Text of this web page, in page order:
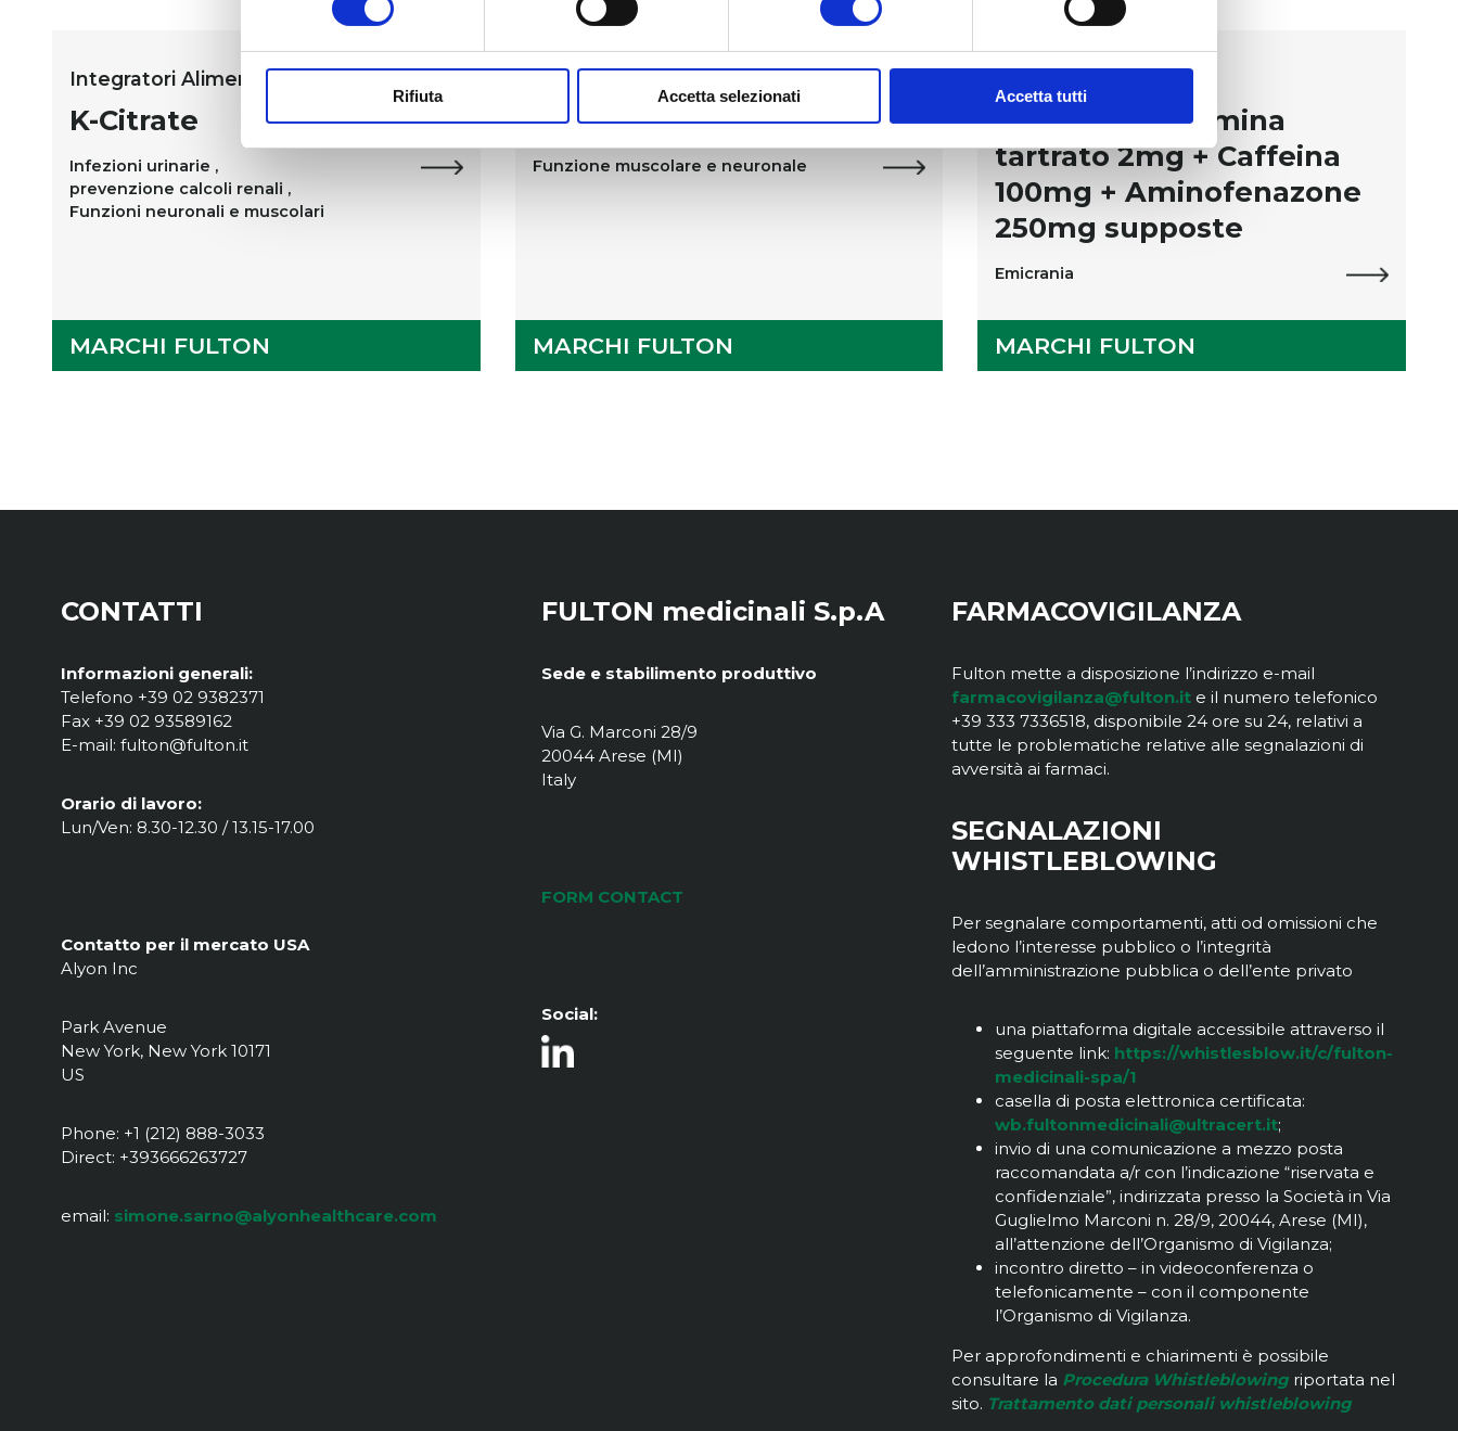
Rifiuta Accetta selezionati Accetta tutti
Integratori Alimentari
K-Citrate
Infezioni urinarie ,
prevenzione calcoli renali ,
Funzioni neuronali e muscolari
MARCHI FULTON
Integratori Alimentari
Magnesium
Funzione muscolare e neuronale
MARCHI FULTON
VIRDEX Ergotamina
tartrato 2mg + Caffeina
100mg + Aminofenazone
250mg supposte
Emicrania
MARCHI FULTON
CONTATTI
Informazioni generali:
Telefono +39 02 9382371
Fax +39 02 93589162
E-mail: fulton@fulton.it
Orario di lavoro:
Lun/Ven: 8.30-12.30 / 13.15-17.00
Contatto per il mercato USA
Alyon Inc
Park Avenue
New York, New York 10171
US
Phone: +1 (212) 888-3033
Direct: +393666263727
email: simone.sarno@alyonhealthcare.com
FULTON medicinali S.p.A
Sede e stabilimento produttivo
Via G. Marconi 28/9
20044 Arese (MI)
Italy
FORM CONTACT
Social:
FARMACOVIGILANZA
Fulton mette a disposizione l’indirizzo e-mail
farmacovigilanza@fulton.it e il numero telefonico
+39 333 7336518, disponibile 24 ore su 24, relativi a
tutte le problematiche relative alle segnalazioni di
avversità ai farmaci.
SEGNALAZIONI
WHISTLEBLOWING
Per segnalare comportamenti, atti od omissioni che
ledono l’interesse pubblico o l’integrità
dell’amministrazione pubblica o dell’ente privato
una piattaforma digitale accessibile attraverso il
seguente link: https://whistlesblow.it/c/fulton-
medicinali-spa/1
casella di posta elettronica certificata:
wb.fultonmedicinali@ultracert.it;
invio di una comunicazione a mezzo posta
raccomandata a/r con l’indicazione “riservata e
confidenziale”, indirizzata presso la Società in Via
Guglielmo Marconi n. 28/9, 20044, Arese (MI),
all’attenzione dell’Organismo di Vigilanza;
incontro diretto – in videoconferenza o
telefonicamente – con il componente
l’Organismo di Vigilanza.
Per approfondimenti e chiarimenti è possibile
consultare la Procedura Whistleblowing riportata nel
sito. Trattamento dati personali whistleblowing